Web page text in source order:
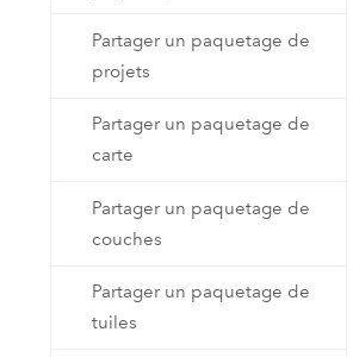
Partager un paquetage de
projets
Partager un paquetage de
carte
Partager un paquetage de
couches
Partager un paquetage de
tuiles